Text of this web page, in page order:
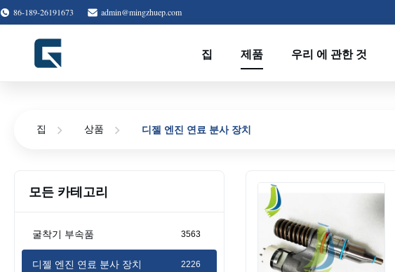
86-189-26191673 admin@mingzhuep.com
집 제품 우리 에 관한 것
집 상품 디젤 엔진 연료 분사 장치
모든 카테고리
굴착기 부속품 3563
디젤 엔진 연료 분사 장치 2226